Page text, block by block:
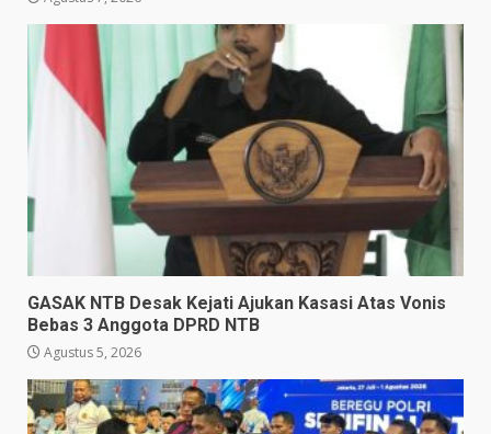
GASAK NTB Desak Kejati Ajukan Kasasi Atas Vonis
Bebas 3 Anggota DPRD NTB
Agustus 5, 2026